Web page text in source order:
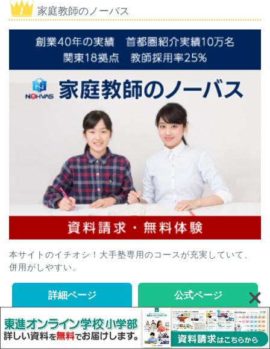
家庭教師のノーバス
本サイトのイチオシ！大手塾専用のコースが充実していて、
併用がしやすい。
詳細ページ 公式ページ
学研の家庭教師